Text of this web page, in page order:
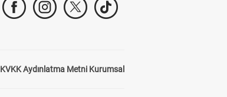
KVKK Aydınlatma Metni Kurumsal